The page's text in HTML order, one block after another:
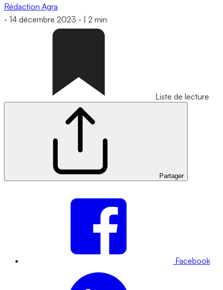
Rédaction Agra
- 14 décembre 2023 - 2 min
Liste de lecture
Partager
Facebook